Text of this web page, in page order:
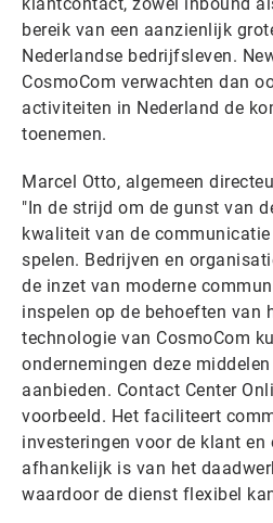
bereik van een aanzienlijk
Nederlandse bedrijfsleven.
CosmoCom verwachten dan
activiteiten in Nederland de
toenemen.
Marcel Otto, algemeen
"In de strijd om de gunst van
kwaliteit van de
spelen. Bedrijven en
de inzet van moderne
inspelen op de behoeften van
technologie van CosmoCom
ondernemingen deze
aanbieden. Contact Center
voorbeeld. Het faciliteert
investeringen voor de klant
afhankelijk is van het
waardoor de dienst flexibel